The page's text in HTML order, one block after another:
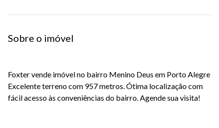
Sobre o imóvel
Foxter vende imóvel no bairro Menino Deus em Porto Alegre
Excelente terreno com 957 metros. Ótima localização com
fácil acesso às conveniências do bairro. Agende sua visita!